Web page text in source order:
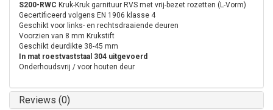
S200-RWC Kruk-Kruk garnituur RVS met vrij-bezet rozetten (L-Vorm)
Gecertificeerd volgens EN 1906 klasse 4
Geschikt voor links- en rechtsdraaiende deuren
Voorzien van 8 mm Krukstift
Geschikt deurdikte 38-45 mm
In mat roestvaststaal 304 uitgevoerd
Onderhoudsvrij / voor houten deur
Reviews (0)